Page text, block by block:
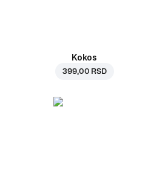
Kokos
399,00 RSD